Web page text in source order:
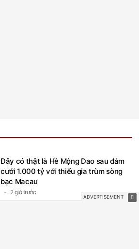
Đây có thật là Hề Mộng Dao sau đám
cưới 1.000 tỷ với thiếu gia trùm sòng
bạc Macau
2 giờ trước